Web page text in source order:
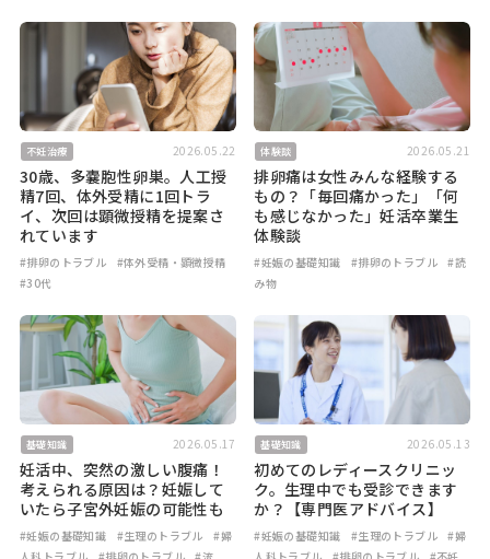
不妊治療 2026.05.22
30歳、多嚢胞性卵巣。人工授
精7回、体外受精に1回トラ
イ、次回は顕微授精を提案さ
れています
#排卵のトラブル
#体外受精・顕微授精
#30代
体験談 2026.05.21
排卵痛は女性みんな経験する
もの？「毎回痛かった」「何
も感じなかった」妊活卒業生
体験談
#妊娠の基礎知識 #排卵のトラブル
#読
み物
基礎知識 2026.05.17
妊活中、突然の激しい腹痛！
考えられる原因は？妊娠して
いたら子宮外妊娠の可能性も
#妊娠の基礎知識 #生理のトラブル
#婦
基礎知識 2026.05.13
初めてのレディースクリニッ
ク。生理中でも受診できます
か？【専門医アドバイス】
#妊娠の基礎知識 #生理のトラブル
#婦